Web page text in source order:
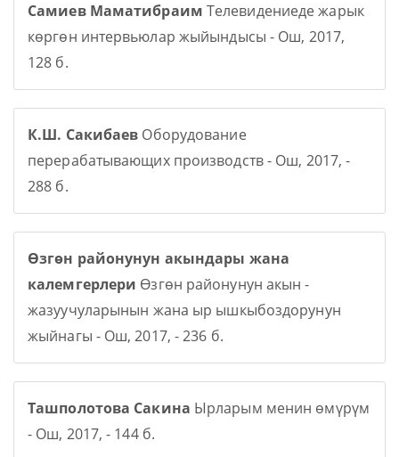
Самиев Маматибраим Телевидениеде жарык
көргөн интервьюлар жыйындысы - Ош, 2017,
128 б.
К.Ш. Сакибаев Оборудование
перерабатывающих производств - Ош, 2017, -
288 б.
Өзгөн районунун акындары жана
калемгерлери Өзгөн районунун акын -
жазуучуларынын жана ыр ышкыбоздорунун
жыйнагы - Ош, 2017, - 236 б.
Ташполотова Сакина Ырларым менин өмүрүм
- Ош, 2017, - 144 б.